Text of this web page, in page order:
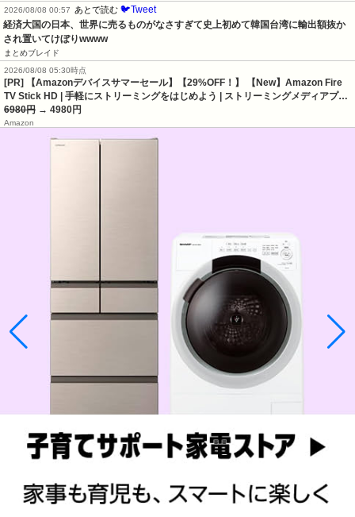
2026/08/08 00:57
あとで読む 🐦Tweet
経済大国の日本、世界に売るものがなさすぎて史上初めて韓国台湾に輸出額抜か
され置いてけぼりwwww
まとめブレイド
2026/08/08 05:30時点
[PR] 【Amazonデバイスサマーセール】【29%OFF！】 【New】Amazon Fire
TV Stick HD | 手軽にストリーミングをはじめよう | ストリーミングメディアプ…
6980円 → 4980円
Amazon